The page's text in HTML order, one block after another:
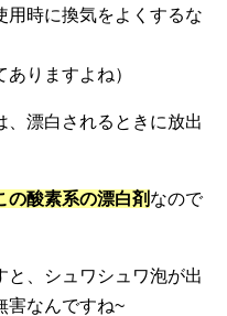
用時に換気をよくするな
りますよね）
、漂白されるときに放出
の酸素系の漂白剤 なので
と、シュワシュワ泡が出
害なんですね~